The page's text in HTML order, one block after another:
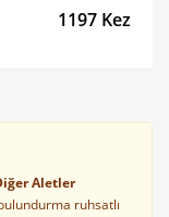
1197 Kez
Aletler
ruhsatlı